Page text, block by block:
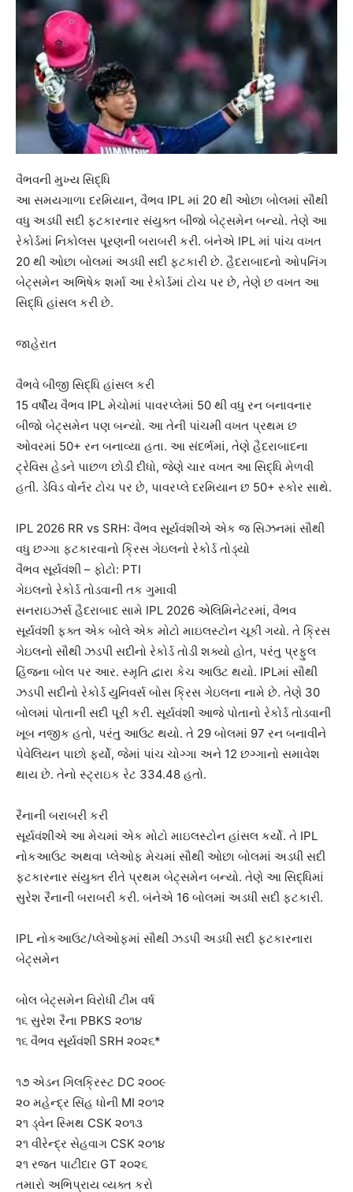
વૈભવની મુખ્ય સિદ્ધિ
આ સમયગાળા દરમિયાન, વૈભવ IPL માં 20 થી ઓછા બોલમાં સૌથી
વધુ અડધી સદી ફટકારનાર સંયુક્ત બીજો બેટ્સમેન બન્યો. તેણે આ
રેકોર્ડમાં નિકોલસ પૂરણની બરાબરી કરી. બંનેએ IPL માં પાંચ વખત
20 થી ઓછા બોલમાં અડધી સદી ફટકારી છે. હૈદરાબાદનો ઓપનિંગ
બેટ્સમેન અભિષેક શર્મા આ રેકોર્ડમાં ટોચ પર છે, તેણે છ વખત આ
સિદ્ધિ હાંસલ કરી છે.
જાહેરાત
વૈભવે બીજી સિદ્ધિ હાંસલ કરી
15 વર્ષીય વૈભવ IPL મેચોમાં પાવરપ્લેમાં 50 થી વધુ રન બનાવનાર
બીજો બેટ્સમેન પણ બન્યો. આ તેની પાંચમી વખત પ્રથમ છ
ઓવરમાં 50+ રન બનાવ્યા હતા. આ સંદર્ભમાં, તેણે હૈદરાબાદના
ટ્રેવિસ હેડને પાછળ છોડી દીધો, જેણે ચાર વખત આ સિદ્ધિ મેળવી
હતી. ડેવિડ વોર્નર ટોચ પર છે, પાવરપ્લે દરમિયાન છ 50+ સ્કોર સાથે.
IPL 2026 RR vs SRH: વૈભવ સૂર્યવંશીએ એક જ સિઝનમાં સૌથી
વધુ છગ્ગા ફટકારવાનો ક્રિસ ગેઇલનો રેકોર્ડ તોડ્યો
વૈભવ સૂર્યવંશી – ફોટો: PTI
ગેઇલનો રેકોર્ડ તોડવાની તક ગુમાવી
સનરાઇઝર્સ હૈદરાબાદ સામે IPL 2026 એલિમિનેટરમાં, વૈભવ
સૂર્યવંશી ફક્ત એક બોલે એક મોટો માઇલસ્ટોન ચૂકી ગયો. તે ક્રિસ
ગેઇલનો સૌથી ઝડપી સદીનો રેકોર્ડ તોડી શક્યો હોત, પરંતુ પ્રફુલ
હિંજના બોલ પર આર. સ્મૃતિ દ્વારા કેચ આઉટ થયો. IPLમાં સૌથી
ઝડપી સદીનો રેકોર્ડ યુનિવર્સ બોસ ક્રિસ ગેઇલના નામે છે. તેણે 30
બોલમાં પોતાની સદી પૂરી કરી. સૂર્યવંશી આજે પોતાનો રેકોર્ડ તોડવાની
ખૂબ નજીક હતો, પરંતુ આઉટ થયો. તે 29 બોલમાં 97 રન બનાવીને
પેવેલિયન પાછો ફર્યો, જેમાં પાંચ ચોગ્ગા અને 12 છગ્ગાનો સમાવેશ
થાય છે. તેનો સ્ટ્રાઇક રેટ 334.48 હતો.
રૈનાની બરાબરી કરી
સૂર્યવંશીએ આ મેચમાં એક મોટો માઇલસ્ટોન હાંસલ કર્યો. તે IPL
નોકઆઉટ અથવા પ્લેઓફ મેચમાં સૌથી ઓછા બોલમાં અડધી સદી
ફટકારનાર સંયુક્ત રીતે પ્રથમ બેટ્સમેન બન્યો. તેણે આ સિદ્ધિમાં
સુરેશ રૈનાની બરાબરી કરી. બંનેએ 16 બોલમાં અડધી સદી ફટકારી.
IPL નોકઆઉટ/પ્લેઓફમાં સૌથી ઝડપી અડધી સદી ફટકારનારા
બેટ્સમેન
બોલ બેટ્સમેન વિરોધી ટીમ વર્ષ
૧૬ સુરેશ રૈના PBKS ૨૦૧૪
૧૬ વૈભવ સૂર્યવંશી SRH ૨૦૨૬*
૧૭ એડન ગિલક્રિસ્ટ DC ૨૦૦૯
૨૦ મહેન્દ્ર સિંહ ધોની MI ૨૦૧૨
૨૧ ડ્વેન સ્મિથ CSK ૨૦૧૩
૨૧ વીરેન્દ્ર સેહવાગ CSK ૨૦૧૪
૨૧ રજત પાટીદાર GT ૨૦૨૬
તમારો અભિપ્રાય વ્યક્ત કરો